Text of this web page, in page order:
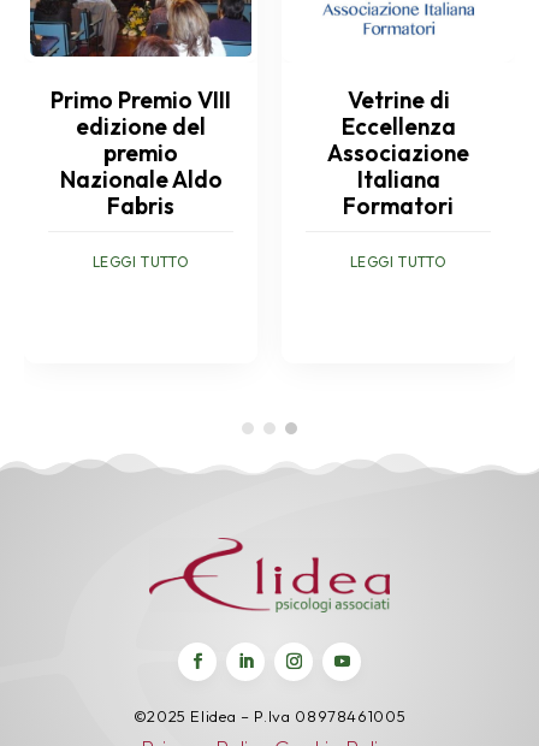
Primo Premio VIII
edizione del
premio
Nazionale Aldo
Fabris
LEGGI TUTTO
Vetrine di
Eccellenza
Associazione
Italiana
Formatori
LEGGI TUTTO
©2025 Elidea – P.Iva 08978461005